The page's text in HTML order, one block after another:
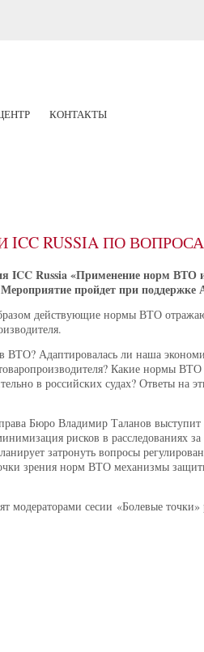
КОНТАКТЫ
RUSSIA ПО
ICC Russia «Применение норм ВТО
Мероприятие пройдет при
действующие нормы ВТО
ВТО? Адаптировалась ли наша
Какие нормы
в российских судах? Ответы на
Бюро Владимир Таланов выступит
рисков в расследованиях
затронуть вопросы
зрения норм ВТО механизмы
сесии «Болевые точки»